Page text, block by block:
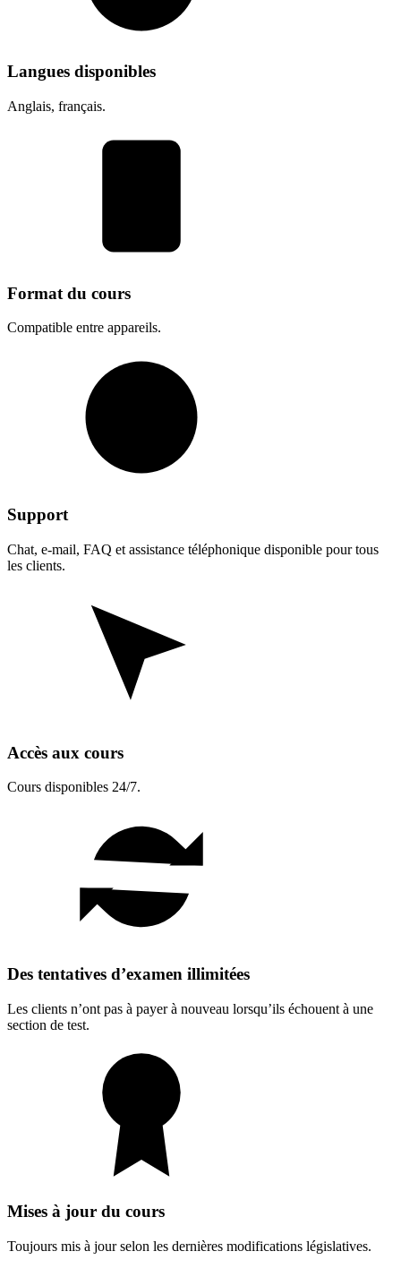
Langues disponibles
Anglais, français.
Format du cours
Compatible entre appareils.
Support
Chat, e-mail, FAQ et assistance téléphonique disponible pour tous
les clients.
Accès aux cours
Cours disponibles 24/7.
Des tentatives d’examen illimitées
Les clients n’ont pas à payer à nouveau lorsqu’ils échouent à une
section de test.
Mises à jour du cours
Toujours mis à jour selon les dernières modifications législatives.